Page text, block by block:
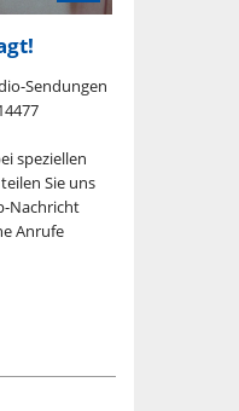
Sendungen
speziellen
Sie uns
Nachricht
Anrufe